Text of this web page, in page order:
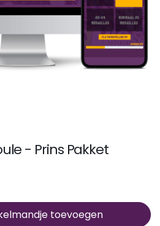
- Prins Pakket
toevoegen